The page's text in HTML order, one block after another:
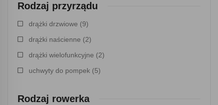
Rodzaj przyrządu
drążki drzwiowe (9)
drążki naścienne (2)
drążki wielofunkcyjne (2)
uchwyty do pompek (5)
Rodzaj rowerka